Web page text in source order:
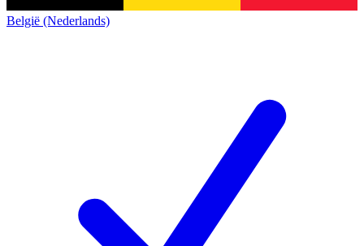
België (Nederlands)